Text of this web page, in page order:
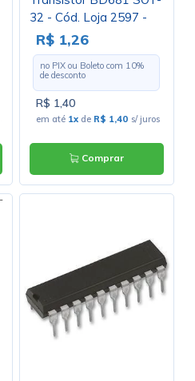
32 - Cód. Loja 2597 -
ST
R$ 1,26
no PIX ou Boleto com 10%
de desconto
R$ 1,40
em até 1x de R$ 1,40 s/ juros
Comprar